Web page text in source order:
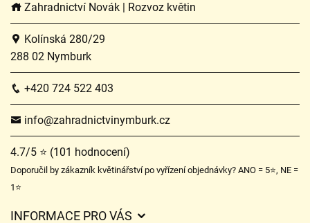
Zahradnictví Novák | Rozvoz květin
Kolínská 280/29
288 02 Nymburk
+420 724 522 403
info@zahradnictvinymburk.cz
4.7/5 ⭐ (101 hodnocení)
Doporučil by zákazník květinářství po vyřízení objednávky? ANO = 5⭐, NE =
1⭐
INFORMACE PRO VÁS